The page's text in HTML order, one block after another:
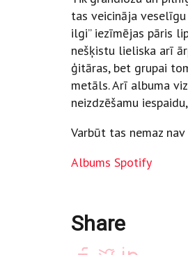
tas veicināja
ilgi” iezīmējas pāris
nešķistu lieliska arī
ģitāras, bet grupai
metāls. Arī albuma
neizdzēšamu
Varbūt tas nemaz
Albums Spotify
Share